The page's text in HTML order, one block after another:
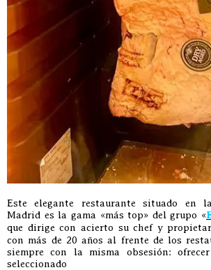
Este elegante restaurante situado en
Madrid es la gama «más top» del grupo «
que dirige con acierto su chef y
con más de 20 años al frente de los
siempre con la misma obsesión:
seleccionado